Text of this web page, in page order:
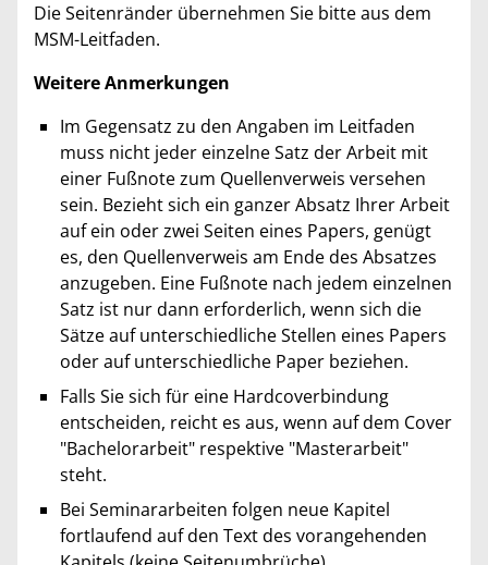
Die Seitenränder übernehmen Sie bitte aus dem
MSM-Leitfaden.
Weitere Anmerkungen
Im Gegensatz zu den Angaben im Leitfaden
muss nicht jeder einzelne Satz der Arbeit mit
einer Fußnote zum Quellenverweis versehen
sein. Bezieht sich ein ganzer Absatz Ihrer Arbeit
auf ein oder zwei Seiten eines Papers, genügt
es, den Quellenverweis am Ende des Absatzes
anzugeben. Eine Fußnote nach jedem einzelnen
Satz ist nur dann erforderlich, wenn sich die
Sätze auf unterschiedliche Stellen eines Papers
oder auf unterschiedliche Paper beziehen.
Falls Sie sich für eine Hardcoverbindung
entscheiden, reicht es aus, wenn auf dem Cover
"Bachelorarbeit" respektive "Masterarbeit"
steht.
Bei Seminararbeiten folgen neue Kapitel
fortlaufend auf den Text des vorangehenden